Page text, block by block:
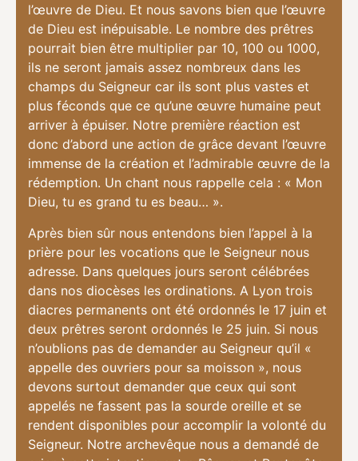
l’œuvre de Dieu. Et nous savons bien que l’œuvre
de Dieu est inépuisable. Le nombre des prêtres
pourrait bien être multiplier par 10, 100 ou 1000,
ils ne seront jamais assez nombreux dans les
champs du Seigneur car ils sont plus vastes et
plus féconds que ce qu’une œuvre humaine peut
arriver à épuiser. Notre première réaction est
donc d’abord une action de grâce devant l’œuvre
immense de la création et l’admirable œuvre de la
rédemption. Un chant nous rappelle cela : « Mon
Dieu, tu es grand tu es beau… ».
Après bien sûr nous entendons bien l’appel à la
prière pour les vocations que le Seigneur nous
adresse. Dans quelques jours seront célébrées
dans nos diocèses les ordinations. A Lyon trois
diacres permanents ont été ordonnés le 17 juin et
deux prêtres seront ordonnés le 25 juin. Si nous
n’oublions pas de demander au Seigneur qu’il «
appelle des ouvriers pour sa moisson », nous
devons surtout demander que ceux qui sont
appelés ne fassent pas la sourde oreille et se
rendent disponibles pour accomplir la volonté du
Seigneur. Notre archevêque nous a demandé de